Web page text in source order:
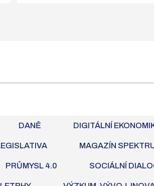
DANĚ DIGITÁLNÍ
MAGAZÍN
PRŮMYSL 4.0 SOCIÁLNÍ